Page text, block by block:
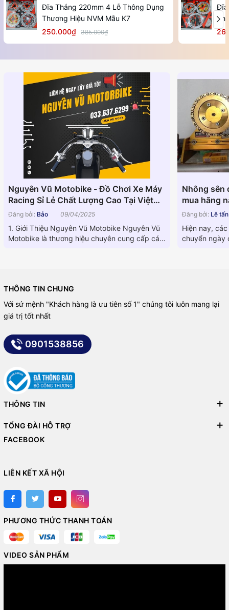
Đĩa Thắng 220mm 4 Lỗ Thông Dụng
Thương Hiệu NVM Mẫu K7
250.000₫ 385.000₫
Đĩa
Nguyên Vũ Motobike - Đồ Chơi Xe Máy
Racing Sỉ Lẻ Chất Lượng Cao Tại Việt
Nam
Đăng bởi: Bảo 09/04/2025
1. Giới Thiệu Nguyên Vũ Motobike Nguyên Vũ
Motobike là thương hiệu chuyên cung cấp các
Nhông sên
mua hãng
Đăng bởi: Lê
Hiện nay,
chuyển ngày
THÔNG TIN CHUNG
Với sứ mệnh "Khách hàng là ưu tiên số 1" chúng tôi luôn mang lại
giá trị tốt nhất
0901538856
THÔNG TIN
TỔNG ĐÀI HỖ TRỢ
FACEBOOK
LIÊN KẾT XÃ HỘI
PHƯƠNG THỨC THANH TOÁN
VIDEO SẢN PHẨM